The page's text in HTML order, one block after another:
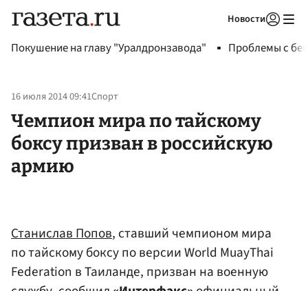
Новости
Покушение на главу "Уралдронзавода" Проблемы с
16 июля 2014 09:41Спорт
Чемпион мира по тайскому
боксу призван в российскую
армию
Станислав Попов, ставший чемпионом мира
по тайскому боксу по версии World MuayThai
Federation в Таиланде, призван на военную